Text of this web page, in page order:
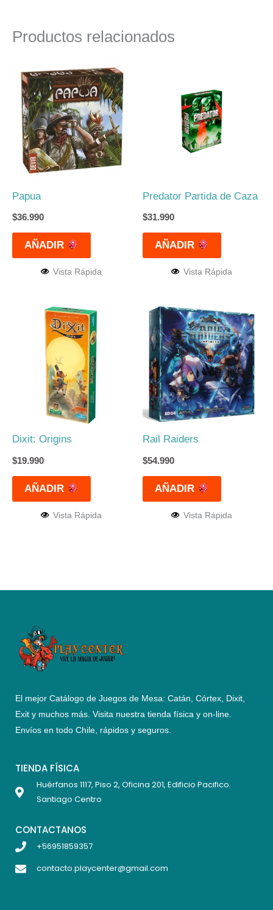
Productos relacionados
Papua
$36.990
AÑADIR
Vista Rápida
Predator Partida de Caza
$31.990
AÑADIR
Vista Rápida
Dixit: Origins
$19.990
AÑADIR
Vista Rápida
Rail Raiders
$54.990
AÑADIR
Vista Rápida
El mejor Catálogo de Juegos de Mesa: Catán, Córtex, Dixit,
Exit y muchos más. Visita nuestra tienda física y on-line.
Envíos en todo Chile, rápidos y seguros
TIENDA FÍSICA
Huérfanos 1117, Piso 2, Oficina 201, Edificio Pacifico.
Santiago Centro
CONTACTANOS
+56951859357
contacto.playcenter@gmail.com